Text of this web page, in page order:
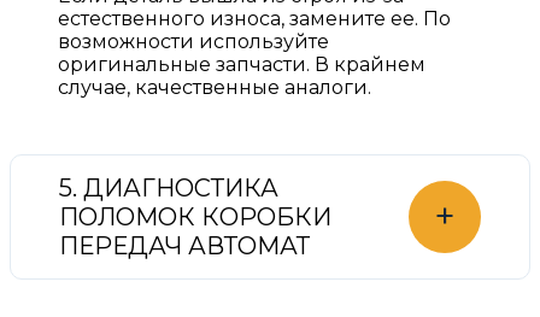
естественного износа, замените ее. По
возможности используйте
оригинальные запчасти. В крайнем
случае, качественные аналоги.
5. ДИАГНОСТИКА
ПОЛОМОК КОРОБКИ
ПЕРЕДАЧ АВТОМАТ
+